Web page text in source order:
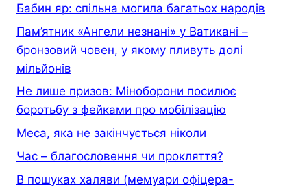
Бабин яр: спільна могила багатьох народів
Пам’ятник «Ангели незнані» у Ватикані –
бронзовий човен, у якому пливуть долі
мільйонів
Не лише призов: Міноборони посилює
боротьбу з фейками про мобілізацію
Меса, яка не закінчується ніколи
Час – благословення чи прокляття?
В пошуках халяви (мемуари офiцера-